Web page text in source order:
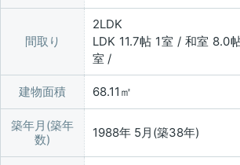
間取り
2LDK
LDK 11.7帖 1室 / 和室 8.0
室 /
建物面積 68.11㎡
築年月(築年
数)
1988年 5月(築38年)